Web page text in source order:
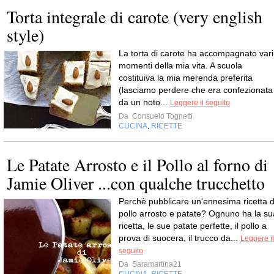
Torta integrale di carote (very english
style)
La torta di carote ha accompagnato vari
momenti della mia vita. A scuola
costituiva la mia merenda preferita
(lasciamo perdere che era confezionata
da un noto...
Leggere il seguito
Da Consuelo Tognetti
CUCINA RICETTE
Le Patate Arrosto e il Pollo al forno di
Jamie Oliver ...con qualche trucchetto
Perchè pubblicare un'ennesima ricetta
pollo arrosto e patate? Ognuno ha la
ricetta, le sue patate perfette, il pollo a
prova di suocera, il trucco da...
Leggere il
seguito
Da Saramartina21